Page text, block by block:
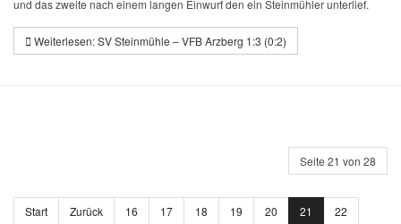
und das zweite nach einem langen Einwurf den ein Steinmühler unterlief.
Weiterlesen: SV Steinmühle – VFB Arzberg 1:3 (0:2)
Seite 21 von 28
Start Zurück 16 17 18 19 20 21 22